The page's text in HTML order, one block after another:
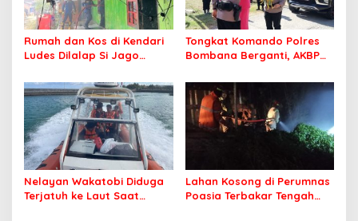
Rumah dan Kos di Kendari
Ludes Dilalap Si Jago
Tongkat Komando Polres
Bombana Berganti, AKBP
Kepolisian Bombana
Nelayan Wakatobi Diduga
Terjatuh ke Laut Saat
Lahan Kosong di Perumnas
Poasia Terbakar Tengah